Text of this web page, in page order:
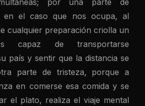
por una parte de
en el caso que nos ocupa, al
cualquier preparación criolla un
capaz de transportarse
país y sentir que la distancia se
parte de tristeza, porque a
en comerse esa comida y se
el plato, realiza el viaje mental